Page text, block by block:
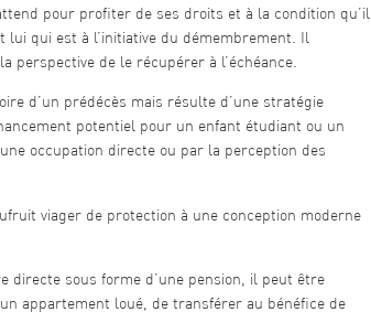
pour profiter de ses droits et à la condition qu’il
lui qui est à l’initiative du démembrement. Il
perspective de le récupérer à l’échéance.
d’un prédécès mais résulte d’une stratégie
potentiel pour un enfant étudiant ou un
occupation directe ou par la perception des
viager de protection à une conception moderne
directe sous forme d’une pension, il peut être
appartement loué, de transférer au bénéfice de